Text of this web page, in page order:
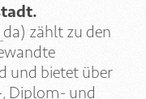
zählt zu den
und bietet über
Diplom- und